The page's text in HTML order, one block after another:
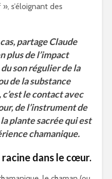
s’éloignant des
partage Claude
plus de l’impact
son régulier de la
de la substance
le contact avec
de l’instrument de
plante sacrée qui est
chamanique.
dans le cœur.